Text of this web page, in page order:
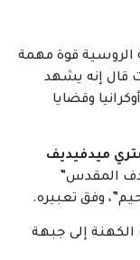
الروسية قوة مهمة
قال إنه يشهد
وقضايا
ميدفيديف
المقدس”
وفق تعبيره.
إلى جبهة